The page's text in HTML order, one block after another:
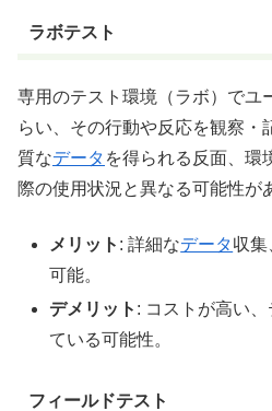
ラボテスト
専用のテスト環境（ラボ）でユ
らい、その行動や反応を観察・
質なデータ を得られる反面、環
際の使用状況と異なる可能性が
メリット : 詳細なデータ収
可能。
デメリット : コストが高い
ている可能性。
フィールドテスト